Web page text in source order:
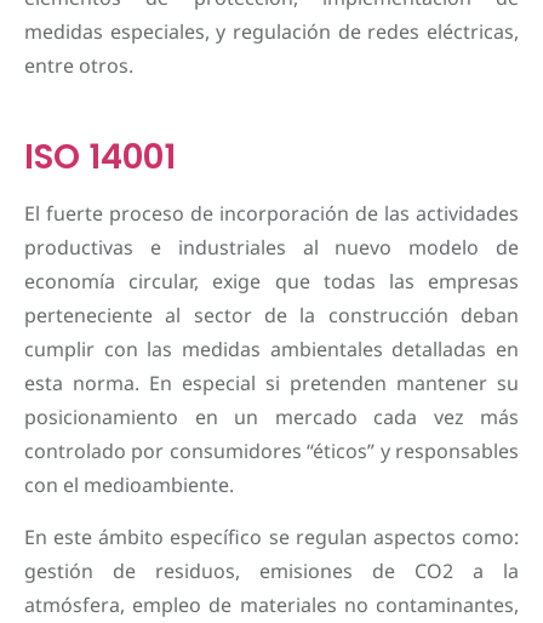
medidas especiales, y regulación de redes eléctricas,
entre otros.
ISO 14001
El fuerte proceso de incorporación de las actividades
productivas e industriales al nuevo modelo de
economía circular, exige que todas las empresas
perteneciente al sector de la construcción deban
cumplir con las medidas ambientales detalladas en
esta norma. En especial si pretenden mantener su
posicionamiento en un mercado cada vez más
controlado por consumidores “éticos” y responsables
con el medioambiente.
En este ámbito específico se regulan aspectos como:
gestión de residuos, emisiones de CO2 a la
atmósfera, empleo de materiales no contaminantes,